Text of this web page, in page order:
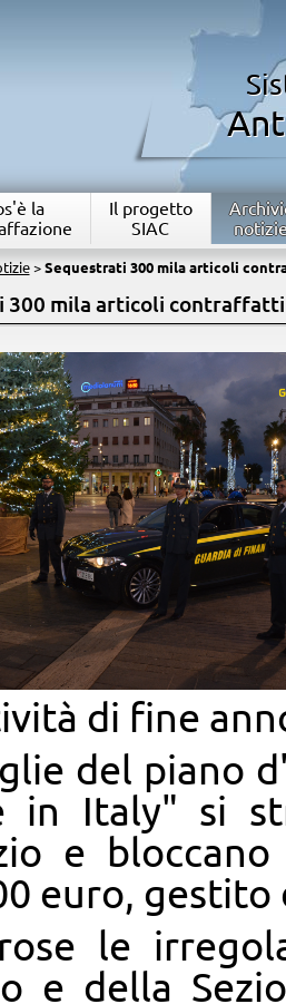
la
Il progetto
SIAC
> Sequestrati 300 mila articoli
300 mila articoli
di fine
del piano
in Italy" si
e
euro,
le
e della